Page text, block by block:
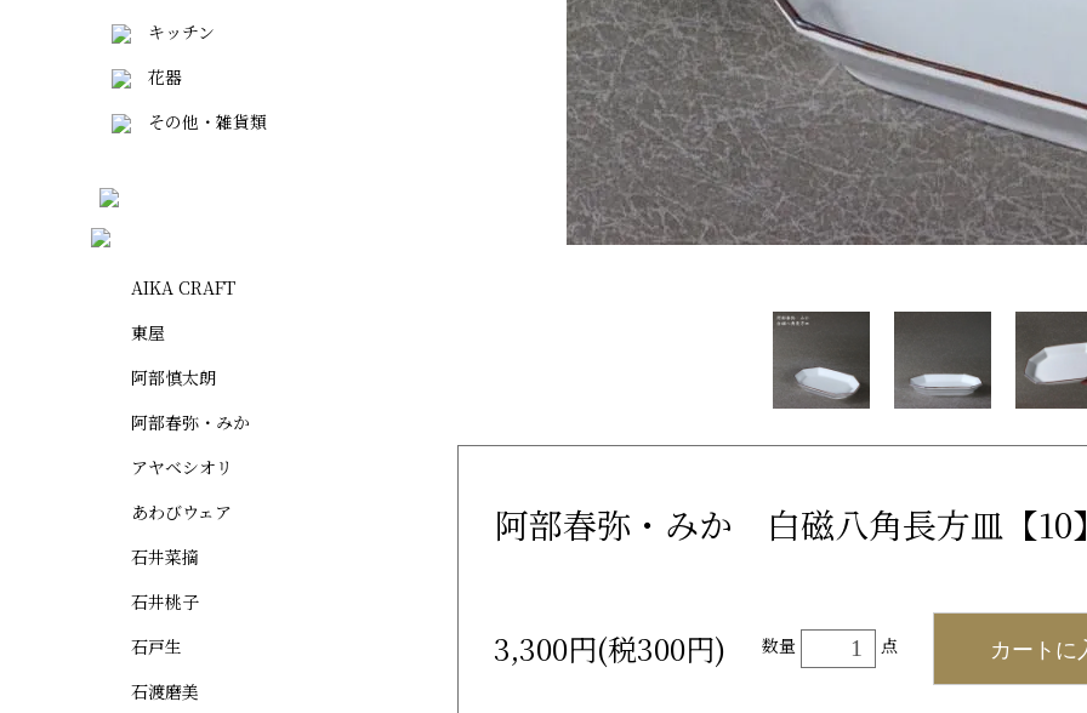
阿部春弥・みか 白磁八角長方皿【10
3,300円(税300円) 数量 点 カートに
キッチン
花器
その他・雑貨類
AIKA CRAFT
東屋
阿部慎太朗
阿部春弥・みか
アヤベシオリ
あわびウェア
石井菜摘
石井桃子
石戸生
石渡磨美